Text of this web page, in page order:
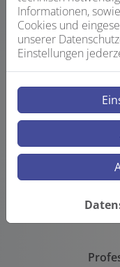
Wir verbauen
führender
Service- und
um einen
Informationen,
Cookies und
unserer
Einstellungen